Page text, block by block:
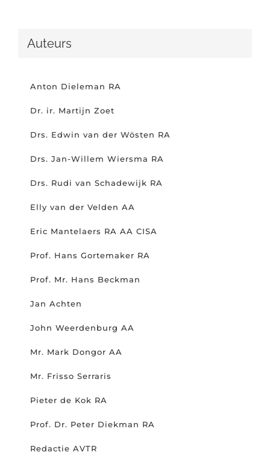
Auteurs
Anton Dieleman RA
Dr. ir. Martijn Zoet
Drs. Edwin van der Wösten RA
Drs. Jan-Willem Wiersma RA
Drs. Rudi van Schadewijk RA
Elly van der Velden AA
Eric Mantelaers RA AA CISA
Prof. Hans Gortemaker RA
Prof. Mr. Hans Beckman
Jan Achten
John Weerdenburg AA
Mr. Mark Dongor AA
Mr. Frisso Serraris
Pieter de Kok RA
Prof. Dr. Peter Diekman RA
Redactie AVTR